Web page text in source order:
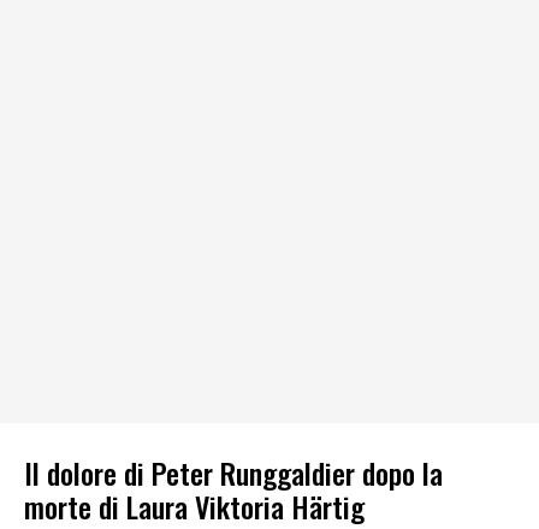
Il dolore di Peter Runggaldier dopo la
morte di Laura Viktoria Härtig